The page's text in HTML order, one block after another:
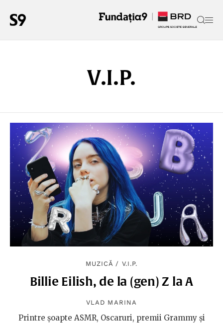
V.I.P.
MUZICĂ / V.I.P.
Billie Eilish, de la (gen) Z la A
VLAD MARINA
Printre șoapte ASMR, Oscaruri, premii Grammy și